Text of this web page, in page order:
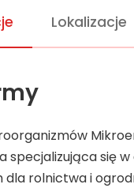
Lokalizacje
specjalizująca się
dla rolnictwa i